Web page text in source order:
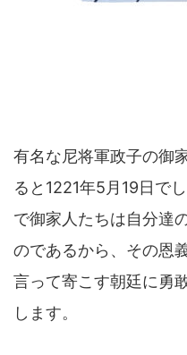
有名な尼将軍政子の御
ると1221年5月19日で
で御家人たちは自分達
のであるから、その恩
言って寄こす朝廷に勇
します。